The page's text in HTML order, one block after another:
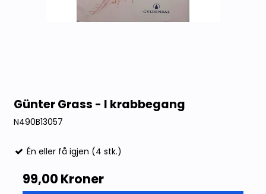
Günter Grass - I krabbegang
N490B13057
Én eller få igjen (4 stk.)
99,00 Kroner